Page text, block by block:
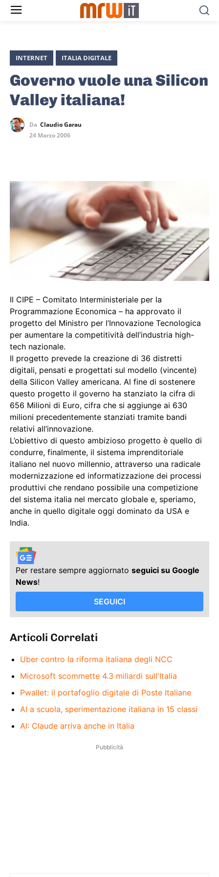
INTERNET ITALIA DIGITALE
Governo vuole una Silicon
Valley italiana!
Da Claudio Garau
24 Marzo 2006
Il CIPE – Comitato Interministeriale per la
Programmazione Economica – ha approvato il
progetto del Ministro per l’Innovazione Tecnologica
per aumentare la competitività dell’industria high-
tech nazionale.
Il progetto prevede la creazione di 36 distretti
digitali, pensati e progettati sul modello (vincente)
della Silicon Valley americana. Al fine di sostenere
questo progetto il governo ha stanziato la cifra di
656 Milioni di Euro, cifra che si aggiunge ai 630
milioni precedentemente stanziati tramite bandi
relativi all’innovazione.
L’obiettivo di questo ambizioso progetto è quello di
condurre, finalmente, il sistema imprenditoriale
italiano nel nuovo millennio, attraverso una radicale
modernizzazione ed informatizzazione dei processi
produttivi che rendano possibile una competizione
del sistema italia nel mercato globale e, speriamo,
anche in quello digitale oggi dominato da USA e
India.
Per restare sempre aggiornato seguici su Google
News!
SEGUICI
Articoli Correlati
Uber contro la riforma italiana degli NCC
Microsoft scommette 4.3 miliardi sull'Italia
Pwallet: il portafoglio digitale di Poste Italiane
AI a scuola, sperimentazione italiana in 15 classi
AI: Claude arriva anche in Italia
Pubblicità